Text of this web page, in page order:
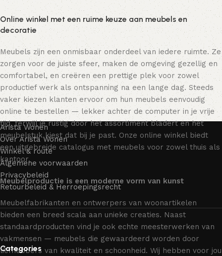
Online winkel met een ruime keuze aan meubels en
decoratie
Meubels zijn een onmisbaar onderdeel van iedere ruimte. Ze
zorgen voor de juiste sfeer, maken de omgeving gezellig en
comfortabel, en creëren een prettige plek voor zowel
productief werk als ontspanning na een lange dag. Steeds
vaker kiezen klanten ervoor om hun meubels eenvoudig
online te bestellen — lekker achter de computer in je vrije
tijd, terwijl je rustig door het assortiment bladert en het
meubelstuk kiest dat bij je past. Onze online winkel biedt
een uitgebreide catalogus met meubels voor zowel thuis als
kantoor.
Meubelproductie is een moderne vorm van kunst
Meubelfabrikanten en ontwerpers van woonartikelen
bieden een breed scala aan unieke creaties. Naast
standaardproducten vind je ook echte meesterwerken van
vakmensen — meubels die gewaardeerd worden door
liefhebbers van kwaliteit en schoonheid. Wij hebben voor jou
Arista Wonen
Over Arista Wonen
Winkel & route
Algemene voorwaarden
Privacybeleid
Retourbeleid & Herroepingsrecht
Categories